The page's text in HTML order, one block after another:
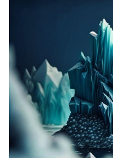
zábava
pro
děti